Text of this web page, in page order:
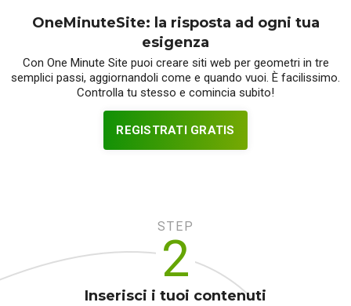
OneMinuteSite: la risposta ad ogni tua
esigenza
Con One Minute Site puoi creare siti web per geometri in tre
semplici passi, aggiornandoli come e quando vuoi. È facilissimo.
Controlla tu stesso e comincia subito!
REGISTRATI GRATIS
STEP
2
Inserisci i tuoi contenuti